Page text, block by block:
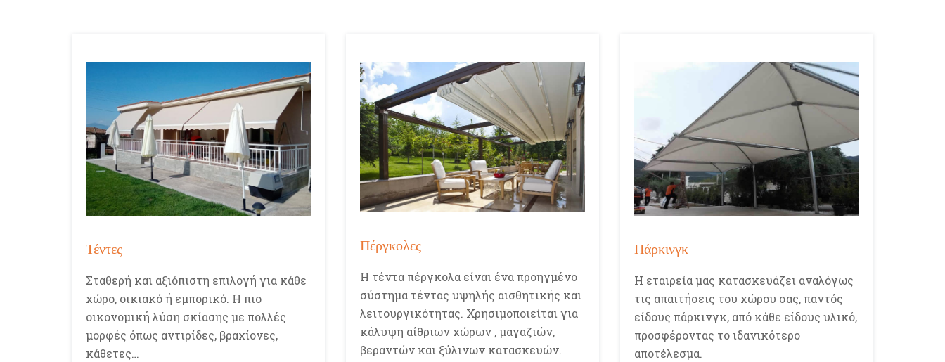
Τέντες
Σταθερή και αξιόπιστη επιλογή για κάθε
χώρο, οικιακό ή εμπορικό. Η πιο
οικονομική λύση σκίασης με πολλές
μορφές όπως αντιρίδες, βραχίονες,
κάθετες…
Πέργκολες
Η τέντα πέργκολα είναι ένα προηγμένο
σύστημα τέντας υψηλής αισθητικής και
λειτουργικότητας. Χρησιμοποιείται για
κάλυψη αίθριων χώρων , μαγαζιών,
βεραντών και ξύλινων κατασκευών.
Πάρκινγκ
Η εταιρεία μας κατασκευάζει αναλόγως
τις απαιτήσεις του χώρου σας, παντός
είδους πάρκινγκ, από κάθε είδους υλικό,
προσφέροντας το ιδανικότερο
αποτέλεσμα.